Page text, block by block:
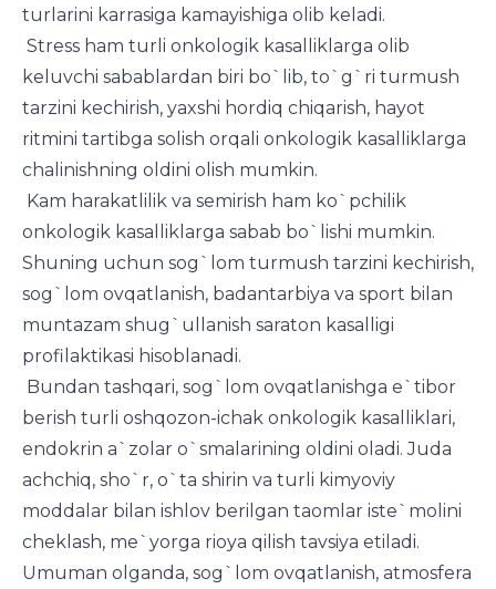
turlarini karrasiga kamayishiga olib keladi.
Stress ham turli onkologik kasalliklarga olib
keluvchi sabablardan biri bo`lib, to`g`ri turmush
tarzini kechirish, yaxshi hordiq chiqarish, hayot
ritmini tartibga solish orqali onkologik kasalliklarga
chalinishning oldini olish mumkin.
Kam harakatlilik va semirish ham ko`pchilik
onkologik kasalliklarga sabab bo`lishi mumkin.
Shuning uchun sog`lom turmush tarzini kechirish,
sog`lom ovqatlanish, badantarbiya va sport bilan
muntazam shug`ullanish saraton kasalligi
profilaktikasi hisoblanadi.
Bundan tashqari, sog`lom ovqatlanishga e`tibor
berish turli oshqozon-ichak onkologik kasalliklari,
endokrin a`zolar o`smalarining oldini oladi. Juda
achchiq, sho`r, o`ta shirin va turli kimyoviy
moddalar bilan ishlov berilgan taomlar iste`molini
cheklash, me`yorga rioya qilish tavsiya etiladi.
Umuman olganda, sog`lom ovqatlanish, atmosfera